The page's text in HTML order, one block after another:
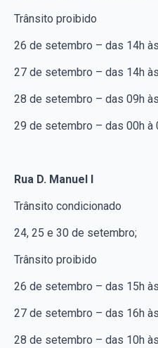
Trânsito proibido
26 de setembro – das 14h
27 de setembro – das 14h
28 de setembro – das 09h
29 de setembro – das 00h à
Rua D. Manuel I
Trânsito condicionado
24, 25 e 30 de setembro;
Trânsito proibido
26 de setembro – das 15h
27 de setembro – das 16h
28 de setembro – das 10h